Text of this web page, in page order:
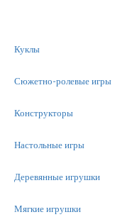
Куклы
Сюжетно-ролевые игры
Конструкторы
Настольные игры
Деревянные игрушки
Мягкие игрушки